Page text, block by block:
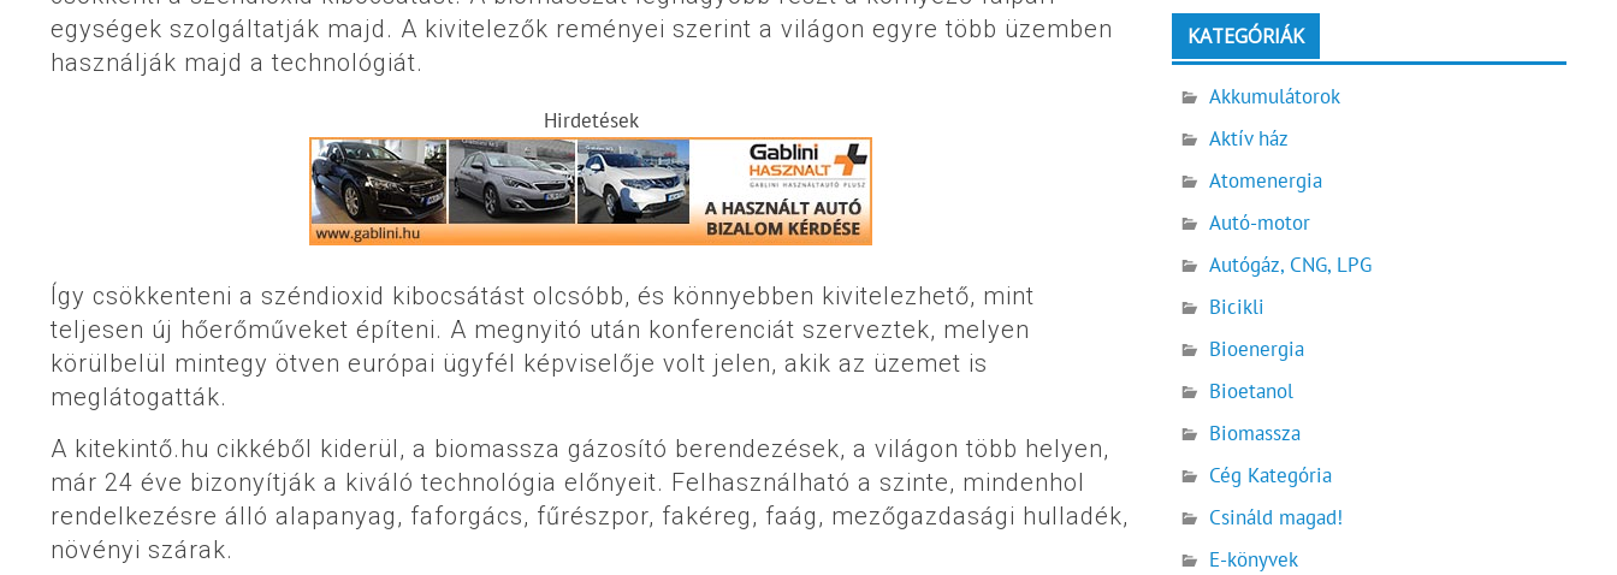
egységek szolgáltatják majd. A kivitelezők reményei szerint a világon egyre több üzemben
használják majd a technológiát.
Hirdetések
Így csökkenteni a széndioxid kibocsátást olcsóbb, és könnyebben kivitelezhető, mint
teljesen új hőerőműveket építeni. A megnyitó után konferenciát szerveztek, melyen
körülbelül mintegy ötven európai ügyfél képviselője volt jelen, akik az üzemet is
meglátogatták.
A kitekintő.hu cikkéből kiderül, a biomassza gázosító berendezések, a világon több helyen,
már 24 éve bizonyítják a kiváló technológia előnyeit. Felhasználható a szinte, mindenhol
rendelkezésre álló alapanyag, faforgács, fűrészpor, fakéreg, faág, mezőgazdasági hulladék,
növényi szárak.
KATEGÓRIÁK
Akkumulátorok
Aktív ház
Atomenergia
Autó-motor
Autógáz, CNG, LPG
Bicikli
Bioenergia
Bioetanol
Biomassza
Cég Kategória
Csináld magad!
E-könyvek